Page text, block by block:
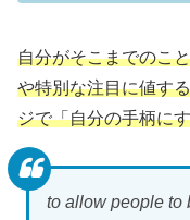
自分がそこまでのこ
や特別な注目に値す
ジで「自分の手柄に
to allow people to